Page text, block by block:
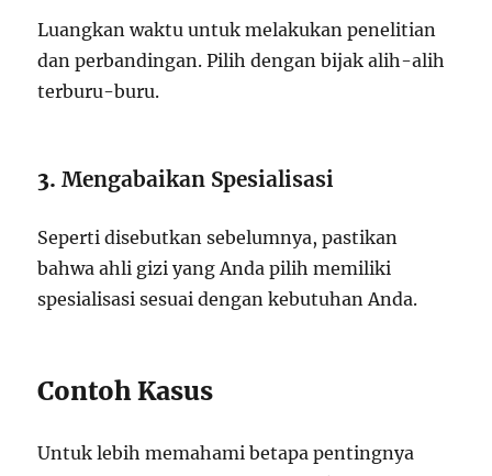
Luangkan waktu untuk melakukan penelitian
dan perbandingan. Pilih dengan bijak alih-alih
terburu-buru.
3.Mengabaikan Spesialisasi
Seperti disebutkan sebelumnya, pastikan
bahwa ahli gizi yang Anda pilih memiliki
spesialisasi sesuai dengan kebutuhan Anda.
Contoh Kasus
Untuk lebih memahami betapa pentingnya